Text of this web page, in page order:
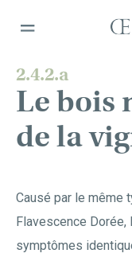
2.4.2.a
Le bois
de la
Causé par le même
Flavescence Dorée,
symptômes